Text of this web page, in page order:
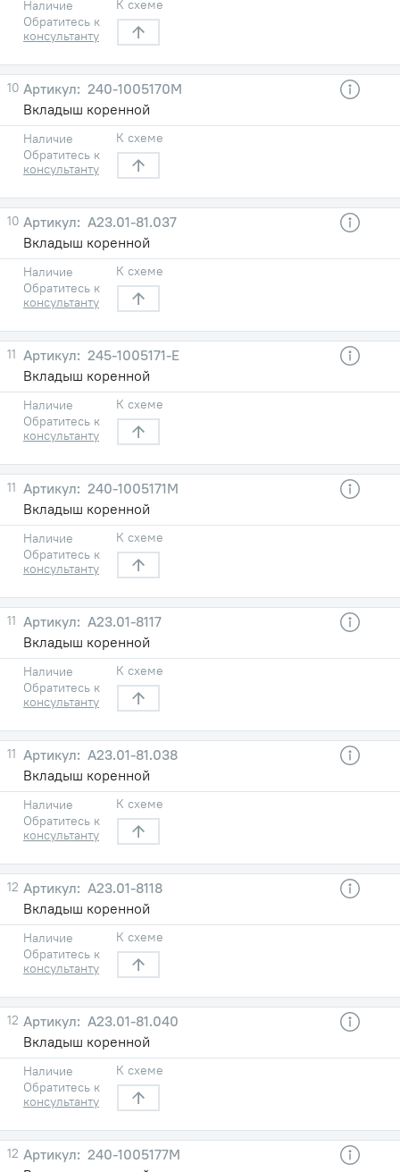
Наличие
Обратитесь к
консультанту
К схеме
10
240-1005170М
Вкладыш коренной
Наличие
Обратитесь к
консультанту
К схеме
10
А23.01-81.037
Вкладыш коренной
Наличие
Обратитесь к
консультанту
К схеме
11
245-1005171-Е
Вкладыш коренной
Наличие
Обратитесь к
консультанту
К схеме
11
240-1005171М
Вкладыш коренной
Наличие
Обратитесь к
консультанту
К схеме
11
А23.01-8117
Вкладыш коренной
Наличие
Обратитесь к
консультанту
К схеме
11
А23.01-81.038
Вкладыш коренной
Наличие
Обратитесь к
консультанту
К схеме
12
А23.01-8118
Вкладыш коренной
Наличие
Обратитесь к
консультанту
К схеме
12
А23.01-81.040
Вкладыш коренной
Наличие
Обратитесь к
консультанту
К схеме
12
240-1005177М